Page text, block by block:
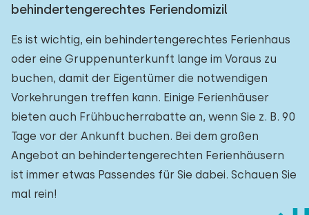
behindertengerechtes Feriendomizil
Es ist wichtig, ein behindertengerechtes Ferienhaus
oder eine Gruppenunterkunft lange im Voraus zu
buchen, damit der Eigentümer die notwendigen
Vorkehrungen treffen kann. Einige Ferienhäuser
bieten auch Frühbucherrabatte an, wenn Sie z. B. 90
Tage vor der Ankunft buchen. Bei dem großen
Angebot an behindertengerechten Ferienhäusern
ist immer etwas Passendes für Sie dabei. Schauen Sie
mal rein!